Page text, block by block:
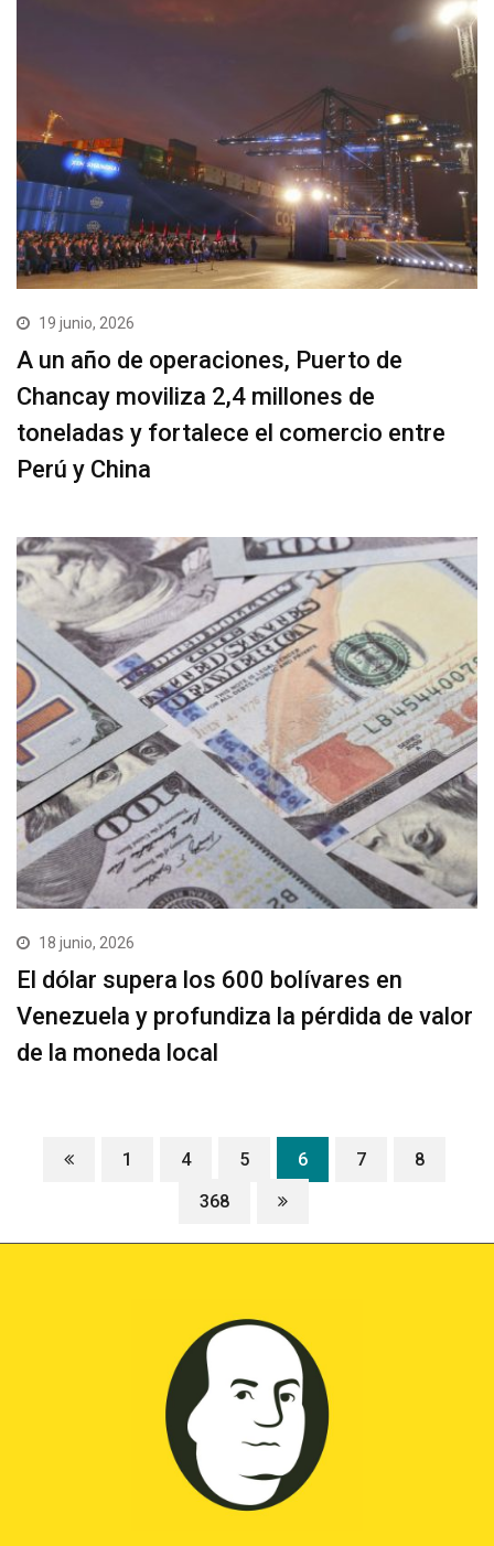
19 junio, 2026
A un año de operaciones, Puerto de
Chancay moviliza 2,4 millones de
toneladas y fortalece el comercio entre
Perú y China
18 junio, 2026
El dólar supera los 600 bolívares en
Venezuela y profundiza la pérdida de valor
de la moneda local
1 4 5 6 7
8
368